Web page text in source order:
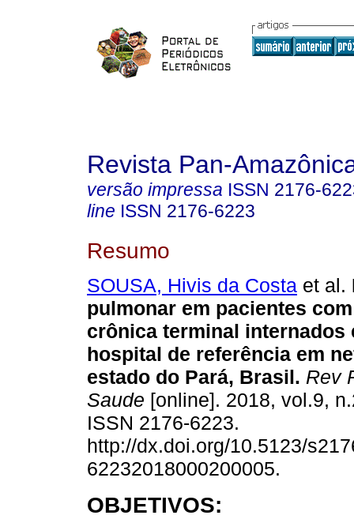
Revista Pan-
versão impressa ISSN 2176-
line ISSN 2176-6223
Resumo
SOUSA, Hivis da Costa et al.
pulmonar em pacientes
crônica terminal internados
hospital de referência em
estado do Pará, Brasil. Rev
Saude [online]. 2018, vol.9,
ISSN 2176-6223.
http://dx.doi.org/10.5123/
62232018000200005.
OBJETIVOS: